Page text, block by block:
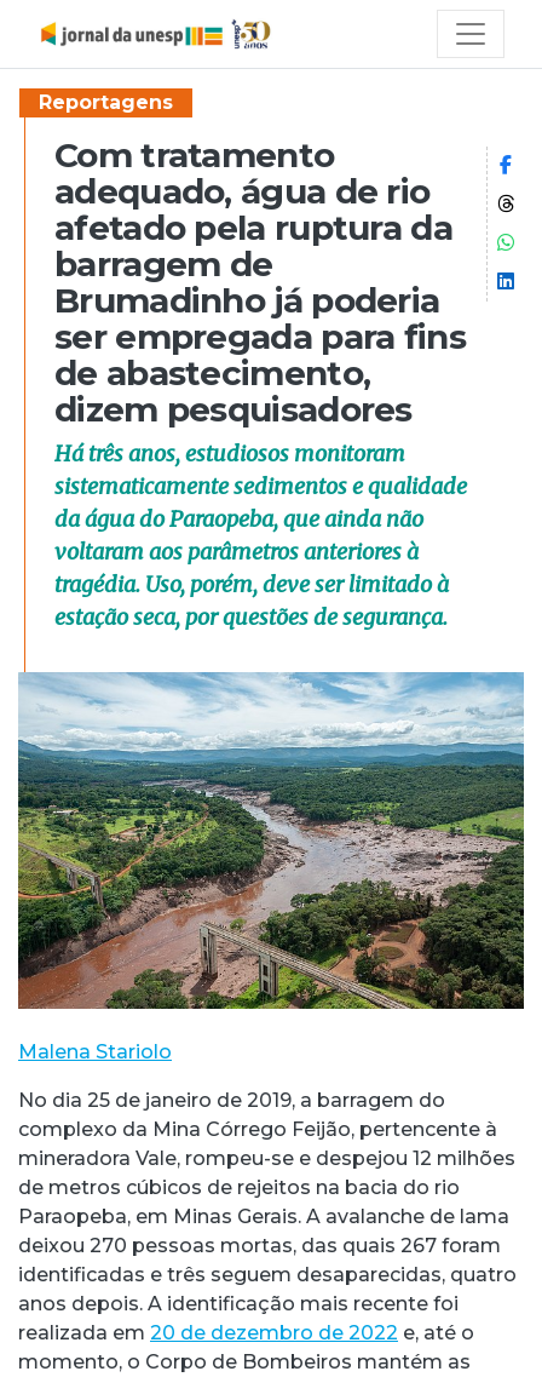
Reportagens
Com tratamento
adequado, água de rio
afetado pela ruptura da
barragem de
Brumadinho já poderia
ser empregada para fins
de abastecimento,
dizem pesquisadores
Há três anos, estudiosos monitoram
sistematicamente sedimentos e qualidade
da água do Paraopeba, que ainda não
voltaram aos parâmetros anteriores à
tragédia. Uso, porém, deve ser limitado à
estação seca, por questões de segurança.
Malena Stariolo
No dia 25 de janeiro de 2019, a barragem do
complexo da Mina Córrego Feijão, pertencente à
mineradora Vale, rompeu-se e despejou 12 milhões
de metros cúbicos de rejeitos na bacia do rio
Paraopeba, em Minas Gerais. A avalanche de lama
deixou 270 pessoas mortas, das quais 267 foram
identificadas e três seguem desaparecidas, quatro
anos depois. A identificação mais recente foi
realizada em 20 de dezembro de 2022 e, até o
momento, o Corpo de Bombeiros mantém as